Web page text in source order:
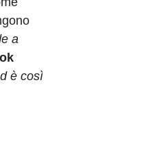
a
è così